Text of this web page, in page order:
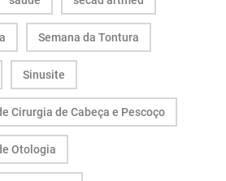
Semana da Tontura
Sinusite
Cirurgia de Cabeça e Pescoço
Otologia